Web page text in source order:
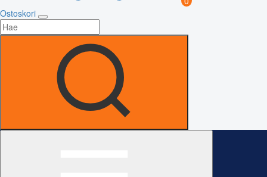
Ostoskori